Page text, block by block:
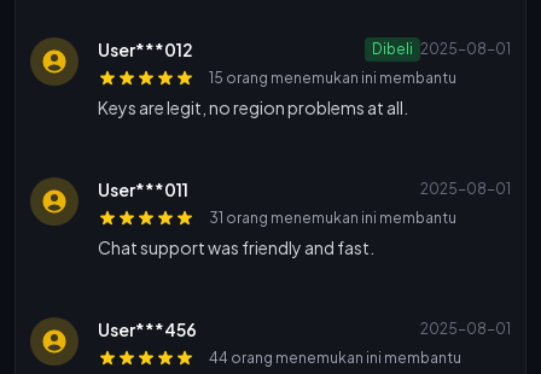
User***012 Dibeli 2025-08-01
15 orang menemukan ini membantu
Keys are legit, no region problems at all.
User***011
2025-08-01
31 orang menemukan ini membantu
Chat support was friendly and fast.
User***456
2025-08-01
44 orang menemukan ini membantu